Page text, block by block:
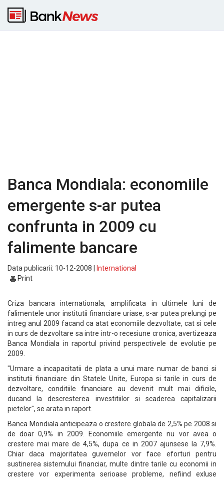
Banca Mondiala: economiile
emergente s-ar putea
confrunta in 2009 cu
falimente bancare
Data publicarii: 10-12-2008 |
International
Print
Criza bancara internationala, amplificata in ultimele luni de
falimentele unor institutii financiare uriase, s-ar putea prelungi pe
intreg anul 2009 facand ca atat economiile dezvoltate, cat si cele
in curs de dezvoltare sa intre intr-o recesiune cronica, avertizeaza
Banca Mondiala in raportul privind perspectivele de evolutie pe
2009.
"Urmare a incapacitatii de plata a unui mare numar de banci si
institutii financiare din Statele Unite, Europa si tarile in curs de
dezvoltare, conditiile financiare au devenit mult mai dificile,
ducand la descresterea investitiilor si scaderea capitalizarii
pietelor", se arata in raport.
Banca Mondiala anticipeaza o crestere globala de 2,5% pe 2008 si
de doar 0,9% in 2009. Economiile emergente nu vor avea o
crestere mai mare de 4,5%, dupa ce in 2007 ajunsese la 7,9%.
Chiar daca majoritatea guvernelor vor face eforturi pentru
sustinerea sistemului financiar, multe dintre tarile cu economii in
crestere vor experimenta serioase probleme, nefiind exluse